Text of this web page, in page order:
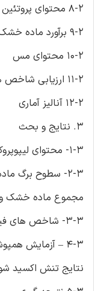
8-2 محتوای پروتئین محلول
9-2 برآورد ماده خشک و مساحت برگ
10-2 محتوای مس
11-2 ارزیابی شاخص های فیزیولوژیکی
12-2 آنالیز آماری
3. نتایج و بحث
1-3- محتوای لیپوپروکسید و فعالیت SOD و GST
2-3- سطوح برگ
مجموع ماده خشک
3-3- شاخص های فیزیولوژی
4-3 – آزمایش
نتایج تنش اکسید